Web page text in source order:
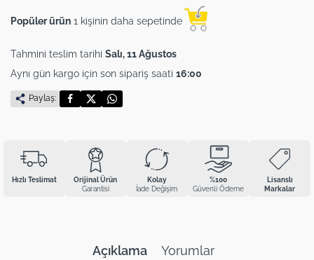
Popüler ürün 1 kişinin daha sepetinde
Tahmini teslim tarihi Salı, 11 Ağustos
Aynı gün kargo için son sipariş saati 16:00
Paylaş:
Hızlı Teslimat
Orijinal Ürün
Garantisi
Kolay
İade Değişim
%100
Güvenli Ödeme
Lisanslı
Markalar
Açıklama Yorumlar